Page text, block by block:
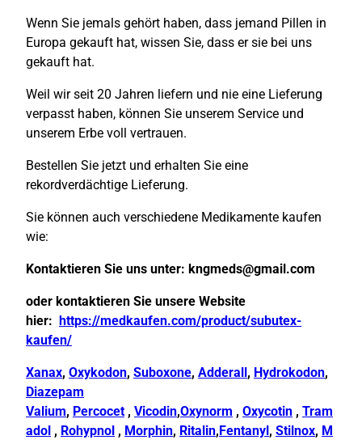
Wenn Sie jemals gehört haben, dass jemand Pillen in
Europa gekauft hat, wissen Sie, dass er sie bei uns
gekauft hat.
Weil wir seit 20 Jahren liefern und nie eine Lieferung
verpasst haben, können Sie unserem Service und
unserem Erbe voll vertrauen.
Bestellen Sie jetzt und erhalten Sie eine
rekordverdächtige Lieferung.
Sie können auch verschiedene Medikamente kaufen
wie:
Kontaktieren Sie uns unter: kngmeds@gmail.com
oder kontaktieren Sie unsere Website
hier:
https://medkaufen.com/product/subutex-
kaufen/
Xanax, Oxykodon, Suboxone, Adderall , Hydrokodon,
Diazepam
Valium, Percocet, Vicodin,Oxynorm , Oxycotin , Tram
adol , Rohypnol , Morphin, Ritalin, Fentanyl , Stilnox, M